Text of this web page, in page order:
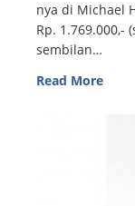
nya di Michael
Rp.
sembilan…
Read More